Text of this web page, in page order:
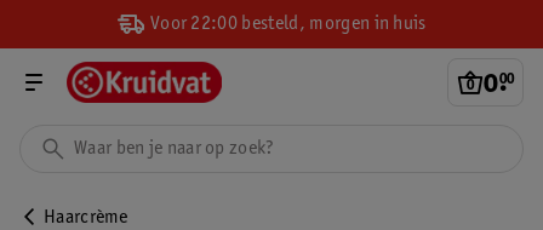
Voor 22:00 besteld, morgen in huis
0.
00
Haarcrème